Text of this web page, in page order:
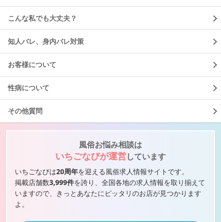
こんな私でも大丈夫？
知人バレ、身内バレ対策
お客様について
性病について
その他質問
風俗お悩み相談は
いちごなびが運営しています
いちごなびは20周年を迎える風俗求人情報サイトです。
掲載店舗数3,999件を誇り、全国各地の求人情報を取り揃えて
いますので、きっとあなたにピッタリのお店が見つかります
よ。